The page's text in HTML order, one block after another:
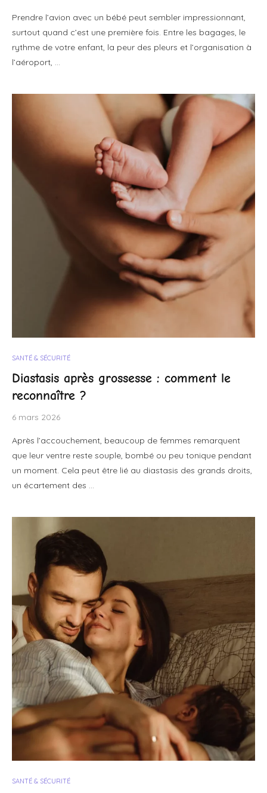
Prendre l’avion avec un bébé peut sembler impressionnant,
surtout quand c’est une première fois. Entre les bagages, le
rythme de votre enfant, la peur des pleurs et l’organisation à
l’aéroport, …
SANTÉ & SÉCURITÉ
Diastasis après grossesse : comment le
reconnaître ?
6 mars 2026
Après l’accouchement, beaucoup de femmes remarquent
que leur ventre reste souple, bombé ou peu tonique pendant
un moment. Cela peut être lié au diastasis des grands droits,
un écartement des …
SANTÉ & SÉCURITÉ